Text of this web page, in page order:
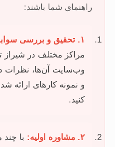
راهنمای شما باشند:
مراکز مختلف در شیراز
وب‌سایت آن‌ها، نظرات
و نمونه کارهای ارائه
کنید.
با چند